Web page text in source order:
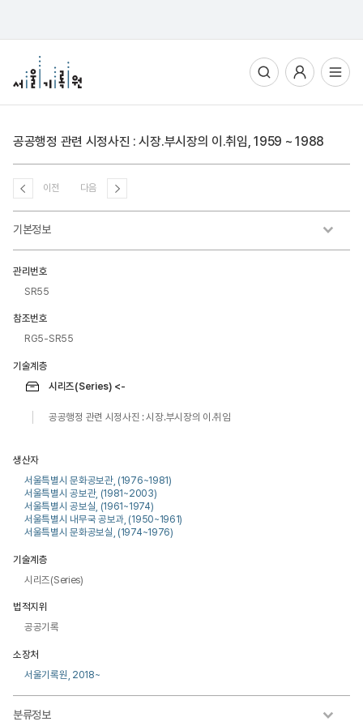
전체메뉴열기
공공행정 관련 시정사진 : 시장.부시장의 이.취임, 1959 ~ 1988
이전 다음
기본정보
관리번호
SR55
참조번호
RG5-SR55
기술계층
시리즈(Series) <-
공공행정 관련 시정사진 : 시장.부시장의 이.취임
생산자
서울특별시 문화공보관, (1976~1981)
서울특별시 공보관, (1981~2003)
서울특별시 공보실, (1961~1974)
서울특별시 내무국 공보과, (1950~1961)
서울특별시 문화공보실, (1974~1976)
기술계층
시리즈(Series)
법적지위
공공기록
소장처
서울기록원, 2018~
분류정보